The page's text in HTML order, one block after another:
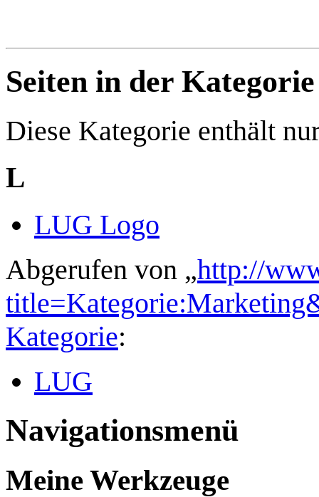
Seiten in der
Diese Kategorie enthält
L
LUG Logo
Abgerufen von „http://
Kategorie:
LUG
Navigationsmenü
Meine Werkzeuge